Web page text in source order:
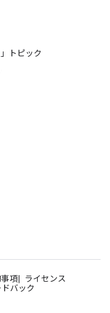
トピック
項
ライセンス
バック